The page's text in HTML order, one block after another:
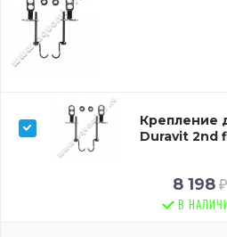
Крепление
Duravit 2nd
8 198
В